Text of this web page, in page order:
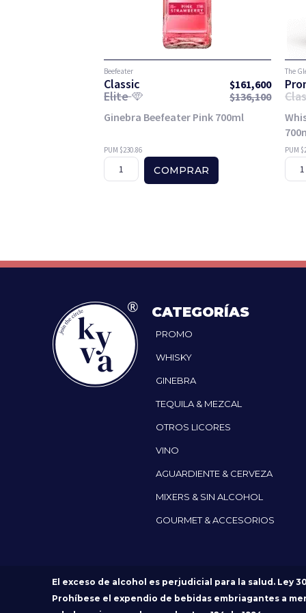
Beefeater
Classic $161,600
Elite $136,100
Ginebra Beefeater Pink 700ml
PUM $230.86
COMPRAR
The
PUM
CATEGORÍAS
PROMO
WHISKY
GINEBRA
TEQUILA & MEZCAL
OTROS LICORES
VINO
AGUARDIENTE & CERVEZA
MIXERS & SIN ALCOHOL
GOURMET & ACCESORIOS
El exceso de alcohol es perjudicial para la salud. Ley
Prohíbese el expendio de bebidas embriagantes a